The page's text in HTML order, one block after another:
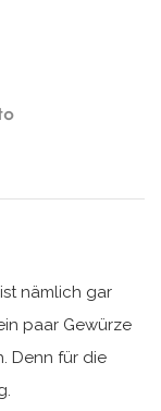
nämlich gar
paar Gewürze
Denn für die